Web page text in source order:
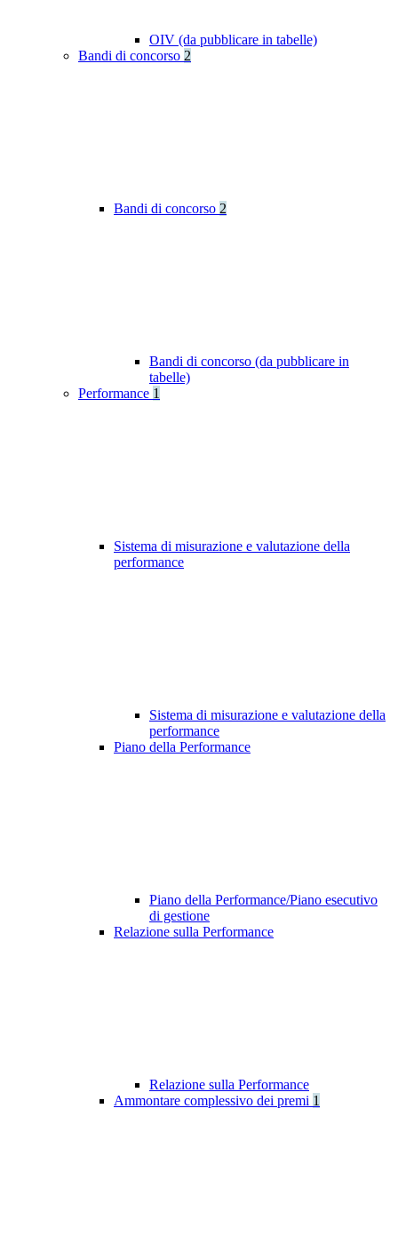
OIV (da pubblicare in tabelle)
Bandi di concorso 2
Bandi di concorso 2
Bandi di concorso (da pubblicare in
tabelle)
Performance 1
Sistema di misurazione e valutazione della
performance
Sistema di misurazione e valutazione della
performance
Piano della Performance
Piano della Performance/Piano esecutivo
di gestione
Relazione sulla Performance
Relazione sulla Performance
Ammontare complessivo dei premi 1